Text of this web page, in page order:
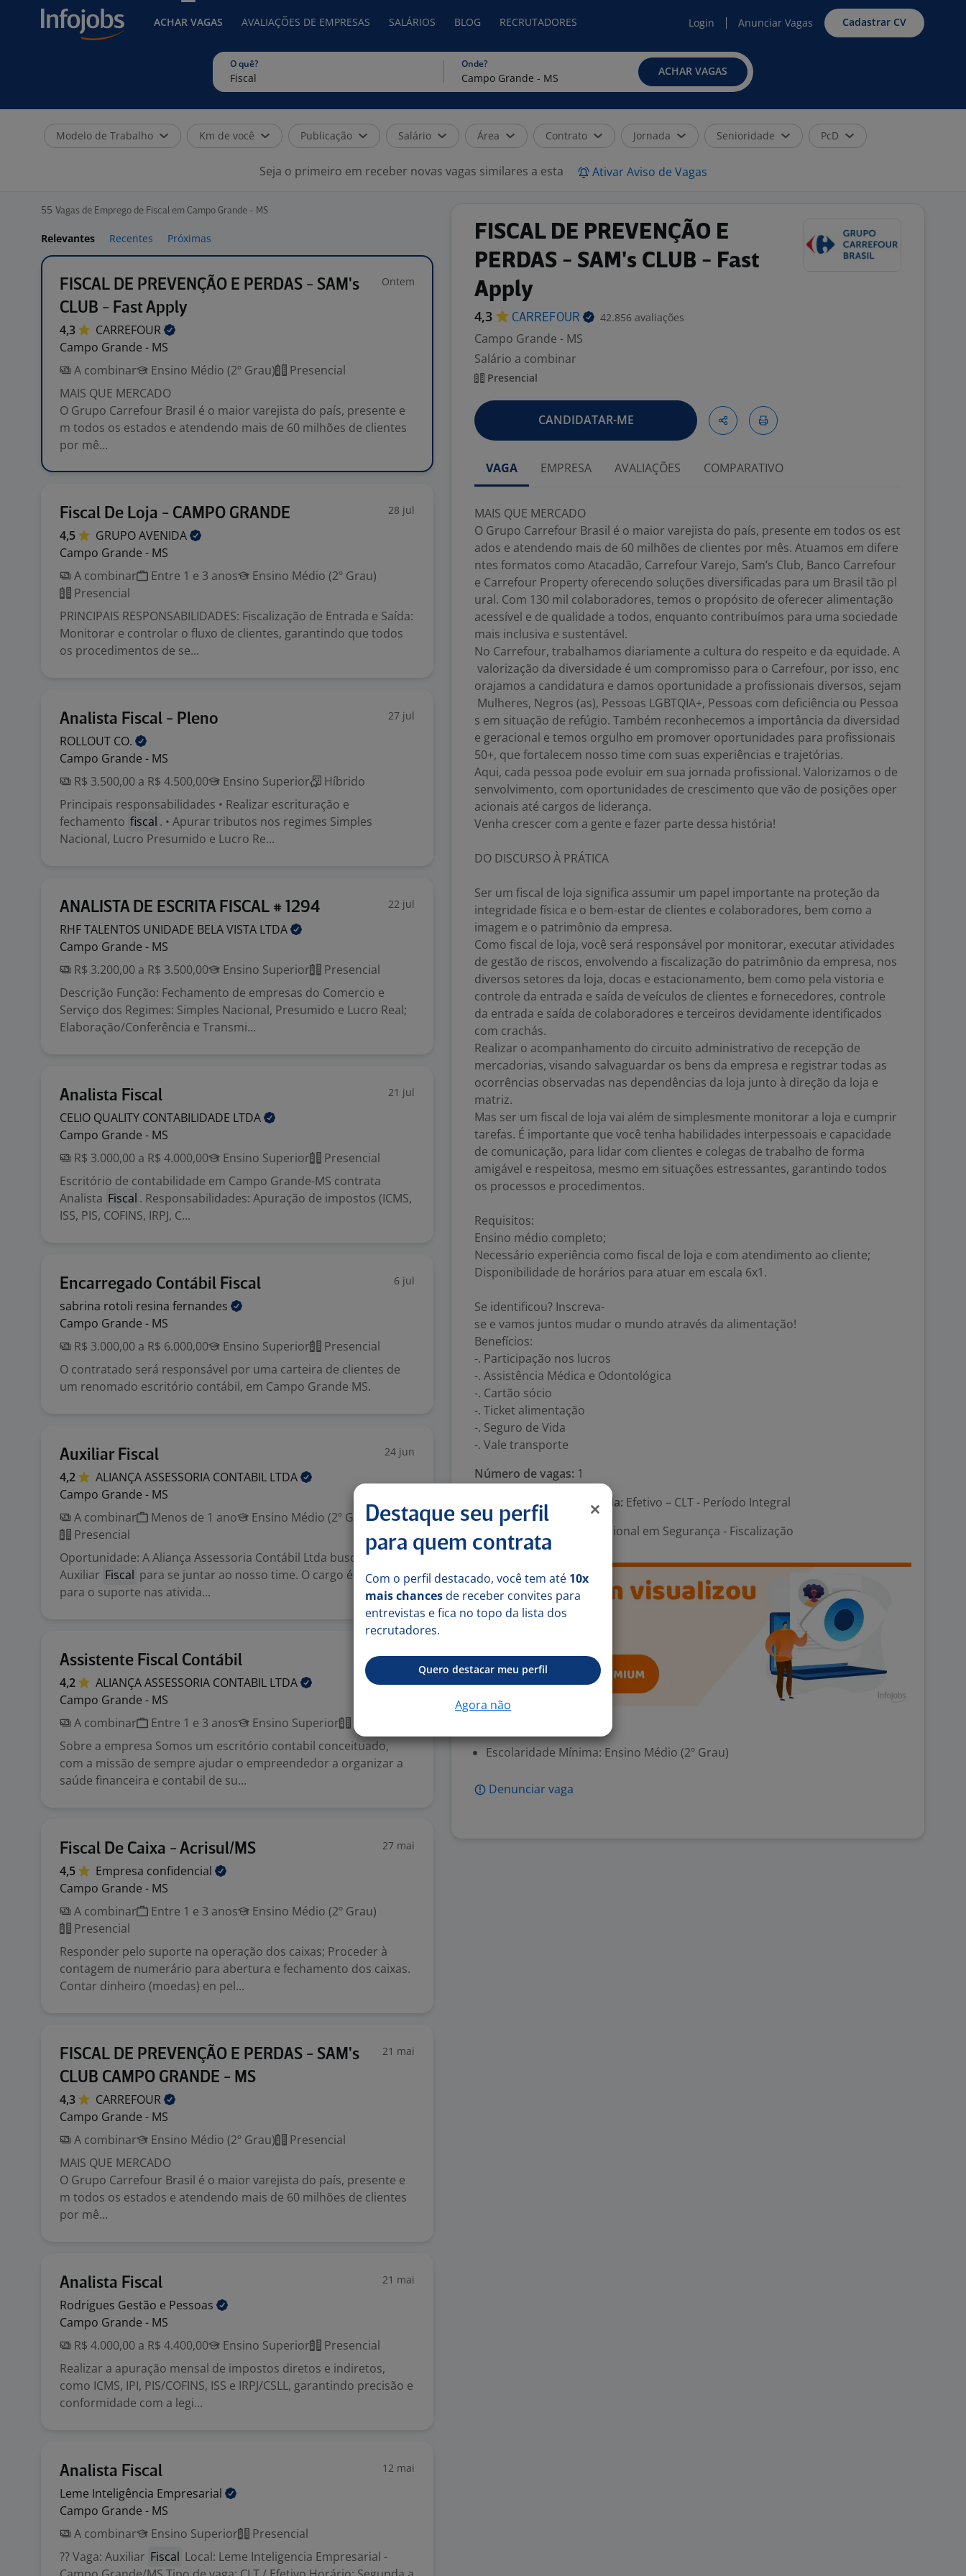
ACHAR VAGAS AVALIAÇÕES DE EMPRESAS SALÁRIOS BLOG RECRUTADORES Login Anunciar Vagas Cadastrar CV
O quê? Onde?
ACHAR VAGAS
Modelo de Trabalho Km de você Publicação Salário Área Contrato Jornada Senioridade PcD
Seja o primeiro em receber novas vagas similares a esta Ativar Aviso de Vagas
55 Vagas de Emprego de Fiscal em Campo Grande - MS
Relevantes Recentes Próximas
FISCAL DE PREVENÇÃO E PERDAS - SAM's
CLUB - Fast Apply
Ontem
4,3
CARREFOUR
Campo Grande - MS
A combinar
Ensino Médio (2º Grau)
Presencial
MAIS QUE MERCADO
O Grupo Carrefour Brasil é o maior varejista do país, presente e
m todos os estados e atendendo mais de 60 milhões de clientes
por mê...
Fiscal De Loja - CAMPO GRANDE 28 jul
4,5 GRUPOAVENIDA
Campo Grande - MS
A combinar
Entre 1 e 3 anos
Ensino Médio (2º Grau)
Presencial
PRINCIPAIS RESPONSABILIDADES: Fiscalização de Entrada e Saída:
Monitorar e controlar o fluxo de clientes, garantindo que todos
os procedimentos de se...
Analista Fiscal - Pleno 27 jul
ROLLOUT CO.
Campo Grande - MS
R$ 3.500,00 a R$ 4.500,00
Ensino Superior
Híbrido
Principais responsabilidades • Realizar escrituração e
fechamento fiscal . • Apurar tributos nos regimes Simples
Nacional, Lucro Presumido e Lucro Re...
ANALISTA DE ESCRITA FISCAL # 1294 22 jul
RHF TALENTOS UNIDADE BELA VISTA LTDA
Campo Grande - MS
R$ 3.200,00 a R$ 3.500,00
Ensino Superior
Presencial
Descrição Função: Fechamento de empresas do Comercio e
Serviço dos Regimes: Simples Nacional, Presumido e Lucro Real;
Elaboração/Conferência e Transmi...
Analista Fiscal 21 jul
CELIO QUALITY CONTABILIDADE LTDA
Campo Grande - MS
R$ 3.000,00 a R$ 4.000,00
Ensino Superior
Presencial
Escritório de contabilidade em Campo Grande-MS contrata
Analista Fiscal . Responsabilidades: Apuração de impostos (ICMS,
ISS, PIS, COFINS, IRPJ, C...
Encarregado Contábil Fiscal 6 jul
sabrina rotoli resina fernandes
Campo Grande - MS
R$ 3.000,00 a R$ 6.000,00
Ensino Superior
Presencial
O contratado será responsável por uma carteira de clientes de
um renomado escritório contábil, em Campo Grande MS.
Auxiliar Fiscal 24 jun
4,2 ALIANÇA ASSESSORIA CONTABIL LTDA
Campo Grande - MS
A combinar
Menos de 1 ano
Ensino Médio (2º Grau)
Presencial
Oportunidade: A Aliança Assessoria Contábil Ltda busca um
Auxiliar Fiscal para se juntar ao nosso time. O cargo é essencial
para o suporte nas ativida...
Assistente Fiscal Contábil 24 jun
4,2 ALIANÇA ASSESSORIA CONTABIL LTDA
Campo Grande - MS
A combinar
Entre 1 e 3 anos Ensino Superior
Presencial
Sobre a empresa Somos um escritório contabil conceituado,
com a missão de sempre ajudar o empreendedor a organizar a
saúde financeira e contabil de su...
Fiscal De Caixa - Acrisul/MS 27 mai
4,5 Empresa confidencial
Campo Grande - MS
A combinar
Entre 1 e 3 anos
Ensino Médio (2º Grau)
Presencial
Responder pelo suporte na operação dos caixas; Proceder à
contagem de numerário para abertura e fechamento dos caixas.
Contar dinheiro (moedas) en pel...
FISCAL DE PREVENÇÃO E PERDAS - SAM's
CLUB CAMPO GRANDE - MS
21 mai
4,3
CARREFOUR
Campo Grande - MS
A combinar
Ensino Médio (2º Grau)
Presencial
MAIS QUE MERCADO
O Grupo Carrefour Brasil é o maior varejista do país, presente e
m todos os estados e atendendo mais de 60 milhões de clientes
por mê...
Analista Fiscal 21 mai
Rodrigues Gestão e Pessoas
Campo Grande - MS
R$ 4.000,00 a R$ 4.400,00
Ensino Superior
Presencial
Realizar a apuração mensal de impostos diretos e indiretos,
como ICMS, IPI, PIS/COFINS, ISS e IRPJ/CSLL, garantindo precisão e
conformidade com a legi...
Analista Fiscal 12 mai
Leme Inteligência Empresarial
Campo Grande - MS
A combinar
Ensino Superior
Presencial
?? Vaga: Auxiliar Fiscal Local: Leme Inteligencia Empresarial -
FISCAL DE PREVENÇÃO E
PERDAS - SAM's CLUB - Fast
Apply
4,3 CARREFOUR 42.856 avaliações
Campo Grande - MS
Salário a combinar
Presencial
CANDIDATAR-ME
VAGA EMPRESA AVALIAÇÕES COMPARATIVO
MAIS QUE MERCADO
O Grupo Carrefour Brasil é o maior varejista do país, presente em todos os est
ados e atendendo mais de 60 milhões de clientes por mês. Atuamos em difere
ntes formatos como Atacadão, Carrefour Varejo, Sam’s Club, Banco Carrefour
e Carrefour Property oferecendo soluções diversificadas para um Brasil tão pl
ural. Com 130 mil colaboradores, temos o propósito de oferecer alimentação
acessível e de qualidade a todos, enquanto contribuímos para uma sociedade
mais inclusiva e sustentável.
No Carrefour, trabalhamos diariamente a cultura do respeito e da equidade. A
valorização da diversidade é um compromisso para o Carrefour, por isso, enc
orajamos a candidatura e damos oportunidade a profissionais diversos, sejam
Mulheres, Negros (as), Pessoas LGBTQIA+, Pessoas com deficiência ou Pessoa
s em situação de refúgio. Também reconhecemos a importância da diversidad
e geracional e temos orgulho em promover oportunidades para profissionais
50+, que fortalecem nosso time com suas experiências e trajetórias.
Aqui, cada pessoa pode evoluir em sua jornada profissional. Valorizamos o de
senvolvimento, com oportunidades de crescimento que vão de posições oper
acionais até cargos de liderança.
Venha crescer com a gente e fazer parte dessa história!
DO DISCURSO À PRÁTICA
Ser um fiscal de loja significa assumir um papel importante na proteção da
integridade física e o bem-estar de clientes e colaboradores, bem como a
imagem e o patrimônio da empresa.
Como fiscal de loja, você será responsável por monitorar, executar atividades
de gestão de riscos, envolvendo a fiscalização do patrimônio da empresa, nos
diversos setores da loja, docas e estacionamento, bem como pela vistoria e
controle da entrada e saída de veículos de clientes e fornecedores, controle
da entrada e saída de colaboradores e terceiros devidamente identificados
com crachás.
Realizar o acompanhamento do circuito administrativo de recepção de
mercadorias, visando salvaguardar os bens da empresa e registrar todas as
ocorrências observadas nas dependências da loja junto à direção da loja e
matriz.
Mas ser um fiscal de loja vai além de simplesmente monitorar a loja e cumprir
tarefas. É importante que você tenha habilidades interpessoais e capacidade
de comunicação, para lidar com clientes e colegas de trabalho de forma
amigável e respeitosa, mesmo em situações estressantes, garantindo todos
os processos e procedimentos.
Requisitos:
Ensino médio completo;
Necessário experiência como fiscal de loja e com atendimento ao cliente;
Disponibilidade de horários para atuar em escala 6x1.
Se identificou? Inscreva-
se e vamos juntos mudar o mundo através da alimentação!
Benefícios:
-. Participação nos lucros
-. Assistência Médica e Odontológica
-. Cartão sócio
-. Ticket alimentação
-. Seguro de Vida
-. Vale transporte
Número de vagas: 1
Tipo de contrato e Jornada: Efetivo – CLT - Período Integral
Área Profissional:
Operacional em Segurança - Fiscalização
Escolaridade Mínima: Ensino Médio (2º Grau)
Denunciar vaga
Destaque seu perfil
para quem contrata
Com o perfil destacado, você tem até 10x
mais chances de receber convites para
entrevistas e fica no topo da lista dos
recrutadores.
Quero destacar meu perfil
Agora não